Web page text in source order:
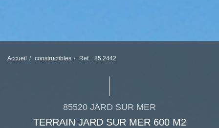
Accueil constructibles Ref. : 85.2442
85520 JARD SUR MER
TERRAIN JARD SUR MER 600 M2